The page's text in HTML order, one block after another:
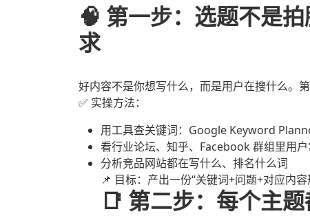
🧠 第一步：选题不是
求
好内容不是你想写什么，而是用户在搜什么。
✅ 实操方法：
用工具查关键词：Google Keyword
看行业论坛、知乎、Facebook 群组里用
分析竞品网站都在写什么、排名什么词
📌 目标：产出一份“关键词+问题+对应内容
📑 第二步：每个主